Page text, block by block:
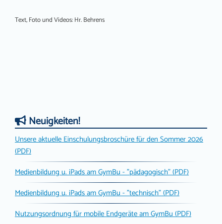
Text, Foto und Videos: Hr. Behrens
Neuigkeiten!
Unsere aktuelle Einschulungsbroschüre für den Sommer 2026
(PDF)
Medienbildung u. iPads am GymBu - "pädagogisch" (PDF)
Medienbildung u. iPads am GymBu - "technisch" (PDF)
Nutzungsordnung für mobile Endgeräte am GymBu (PDF)